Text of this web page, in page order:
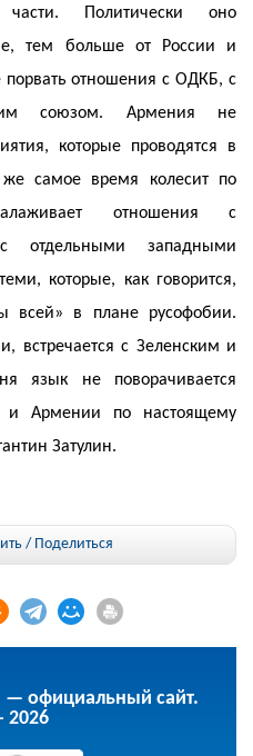
Политически оно
тем больше от России и
порвать отношения с ОДКБ, с
союзом. Армения не
которые проводятся в
же самое время колесит по
отношения с
отдельными западными
которые, как говорится,
всей» в плане русофобии.
встречается с Зеленским и
язык не поворачивается
и Армении по настоящему
Затулин.
/ Поделиться
— официальный сайт.
2026